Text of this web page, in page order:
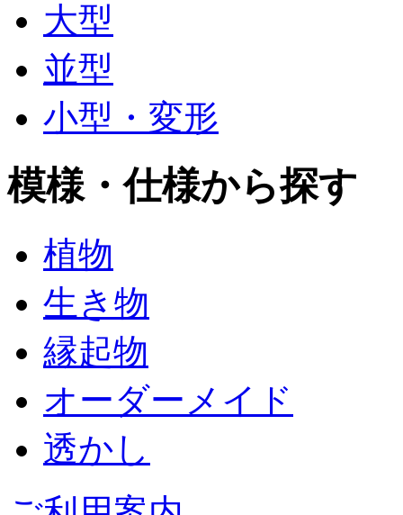
大型
並型
小型・変形
模様・仕様から探す
植物
生き物
縁起物
オーダーメイド
透かし